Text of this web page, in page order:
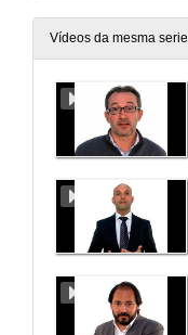
Vídeos da mesma serie